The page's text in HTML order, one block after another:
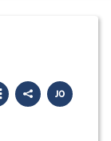
Partager
le
compte
Télécharger
le
PDF